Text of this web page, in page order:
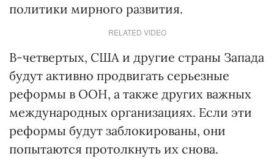
политики мирного развития.
RELATED VIDEO
В-четвертых, США и другие страны Запада
будут активно продвигать серьезные
реформы в ООН, а также других важных
международных организациях. Если эти
реформы будут заблокированы, они
попытаются протолкнуть их снова.